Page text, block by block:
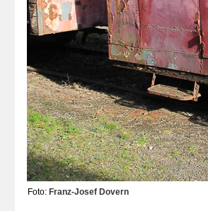
Foto: Franz-Josef Dovern